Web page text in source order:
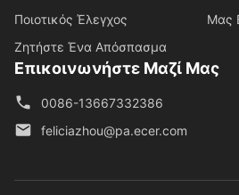
Ποιοτικός Έλεγχος
Μας
Ζητήστε Ένα Απόσπασμα
Επικοινωνήστε Μαζί Μας
0086-13667332386
feliciazhou@pa.ecer.com